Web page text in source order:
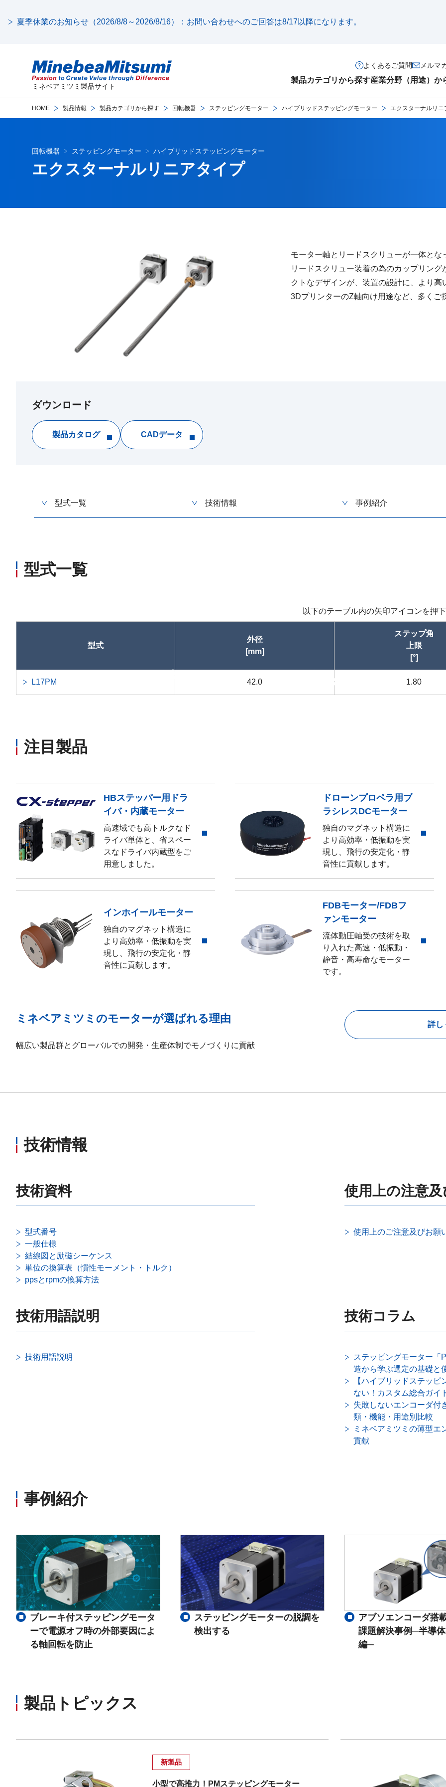
夏季休業のお知らせ（2026/8/8～2026/8/16）：お問い合わせへのご回答は8/17以降になります。
ミネベアミツミ製品サイト
製品カテゴリから探す産業分野（用途）か
よくあるご質問 メルマ
HOME 製品情報 製品カテゴリから探す 回転機器 ステッピングモーター ハイブリッドステッピングモーター エクスターナルリニ
回転機器 ステッピングモーター ハイブリッドステッピングモーター
エクスターナルリニアタイプ
モーター軸とリードスクリューが一体とな
リードスクリュー装着の為のカップリン
クトなデザインが、装置の設計に、より高
3DプリンターのZ軸向け用途など、多くご
ダウンロード
製品カタログ CADデータ
型式一覧 技術情報 事例紹介
型式一覧
以下のテーブル内の矢印アイコンを押
型式
外径
[mm]
昇順
ステップ角
上限
[°]
L17PM 42.0 1.80
注目製品
HBステッパー用ドラ
イバ・内蔵モーター
高速域でも高トルクなド
ライバ単体と、省スペー
スなドライバ内蔵型をご
用意しました。
ドローンプロペラ用ブ
ラシレスDCモーター
独自のマグネット構造に
より高効率・低振動を実
現し、飛行の安定化・静
音性に貢献します。
インホイールモーター
独自のマグネット構造に
より高効率・低振動を実
現し、飛行の安定化・静
音性に貢献します。
FDBモーター/FDBフ
ァンモーター
流体動圧軸受の技術を取
り入れた高速・低振動・
静音・高寿命なモーター
です。
ミネベアミツミのモーターが選ばれる理由
幅広い製品群とグローバルでの開発・生産体制でモノづくりに貢献
詳し
技術情報
技術資料
型式番号
一般仕様
結線図と励磁シーケンス
単位の換算表（慣性モーメント・トルク）
ppsとrpmの換算方法
使用上の注意
使用上のご注意及びお願
技術用語説明
技術用語説明
技術コラム
ステッピングモーター「
造から学ぶ選定の基礎と
【ハイブリッドステッ
ない！カスタム総合ガイ
失敗しないエンコーダ付
類・機能・用途別比較
ミネベアミツミの薄型エ
貢献
事例紹介
ブレーキ付ステッピングモータ
ーで電源オフ時の外部要因によ
る軸回転を防止
ステッピングモーターの脱調を
検出する
アブソエンコーダ搭
課題解決事例─半導
編─
製品トピックス
新製品
小型で高推力！PMステッピングモーター